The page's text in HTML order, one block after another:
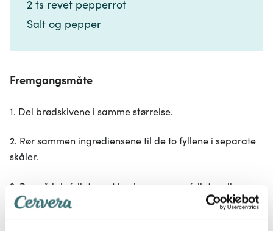
2 ts revet pepperrot​​​​‌ ‍ ​‍​‍‌‍ ‌ ​‍‌‍‍‌‌‍‌ ‌‍‍‌‌‍ ‍​‍​‍​ ‍‍​‍​‍‌ ​ ‌‍​‌‌‍ ‍‌‍‍‌‌ ‌​‌ ‍‌​‍ ‍‌‍‍‌‌‍ ​‍​‍​‍ ​​‍​‍‌‍‍​‌ ​‍‌‍‌‌‌‍‌‍​‍​‍​ ‍‍​‍​‍‌‍‍​‌ ‌​‌ ‌​‌ ​​‌ ​ ​ ‍‍​‍ ​‍ ‌‍​ ‌‍ ‌‌ ​ ​‍ ‍‌‍​ ‌‍‌‌‌ ​‍‌ ‌‍‌‍‌‌‌ ​‍‌‍​‌​‍ ‍‌ ​ ‌‍‌‌​‍ ‌ ​​‌ ​‍‌‍ ‌‍‌​‌ ‌‌‌‍​ ‌ ‌​‌‍‍‌‌‍ ‌‍ ‍​‍ ‌‍‍‌‌‍ ‍‌ ‌​‌‍‌‌‌‍ ‍‌ ‌​​‍ ‌‍‌‌‌‍‌​‌‍‍‌‌ ‌​​‍ ‌‍ ‌‌‍ ‌‍‌​‌‍‌‌​ ‌‌ ​​‌ ​‍‌‍‌‌‌ ​ ‌‍‌‌‌‍ ‍‌ ‌​‌‍​‌‌ ‌​‌‍‍‌‌‍ ‌‍ ‍​ ‍ ‌‍‍‌‌‍‌​​ ‌‌‍‍‌​ ​‌​ ‍​‌‍ ‍​‍ ‍​ ​‍‌‍​ ​ ​‌​ ‌ ​ ‌​‌‍​ ​ ​​​ ​‍​‍ ‌‌‍‌‌​ ​​‌‍‌‌‌‍​‌​‍ ‌​ ‌​​ ‍​‌‍‌‍​ ​‍​‍ ‌‌‍​‍​ ‍​‌‍‌‌‌‍‌‍​‍ ‌​ ‌​‌‍‌​​ ​‍‌‍​‌‌‍​ ​ ​‌​ ​ ‌‍​‍​ ‍‌‌‍‌​​ ​‍​ ‍‌​‍ ‍‌‍ ‍‌‍ ​ ‍ ‌ ‌​‌ ‍‌‌ ​​‌‍‌‌​ ‌‌ ​​‌‍​‌‌‍‌ ‌‍‌‌​ ‍ ‌ ​​‌‍​‌‌ ‌​‌‍‍​​ ‌‌‍​‍‌‍ ​‌‍ ‌‍​ ‌‍‍ ‌ ​ ​‍‌‌​ ‌‌‌​​‍‌‌ ‌‍‍ ‌‍‌‌‌ ‍‌​‍‌‌​ ​ ‌​‌​​‍‌‌​ ​ ‌​‌​​‍‌‌​ ​‍​ ​‍‌‍‌‌‌‍‌‌​ ‌​​ ‌​​ ‌​‌‍​‍​ ​​​ ‌ ​‍ ‌‌‍‌‍​ ‌ ​ ‌​‌‍​‌​‍ ‌​ ‌​​ ‍‌‌‍‌‌‌‍​ ​‍ ‌‌‍​‍‌‍​‌​ ​ ​ ​ ​‍ ‌‌‍‌‍‌‍‌​​ ‍​‌‍​‍​ ‌​​ ​‌​ ‌ ​ ​‌​ ‌​​ ‌‍‌‍‌‌​ ‍‌​‍‌‌​ ​‍​ ​‍​‍‌‌​ ‌‌‌​‌​​‍ ‍‌‍​ ‌‍ ‌‍ ​‌ ‌‌‌‍ ‌‌‍ ‍‌ ​ ​‍‌‌​ ‌‌‌​​‍‌‌ ‌‍‍ ‌‍‌‌‌ ‍‌​‍‌‌​ ​ ‌​‌​​‍‌‌​ ​ ‌​‌​​‍‌‌​ ​‍​ ​‍​ ‍‌​ ​ ‌‍​ ​ ‍​‌‍​‍‌‍‌​​ ‌ ​ ‍​​ ‍​​ ​ ‌‍‌‍​ ‌‌​‍‌‌​ ​‍​ ​‍​‍‌‌​ ‌‌‌​‌​​‍ ‍‌‍‍‌‌ ‌​‌‍‌‌‌‍ ‌‌ ​ ​‍‌‌​ ‌‌‌​​‍​ ​‌​ ‌‍​‍‌‌​ ‌‌‌​‌​​ ‌‍​‍‌‍​‌‌ ​ ‌‍‌‌‌‌‌‌‌ ​‍‌‍ ​​ ‌‌‍‍​‌ ‌​‌ ‌​‌ ​​‌ ​ ​‍‌‌​ ​ ‌​​‌​‍‌‌​ ​‍‌​‌‍​‍‌‌​ ​‍‌​‌‍‌‍​ ‌‍ ‌‌ ​ ​‍ ‍‌‍​ ‌‍‌‌‌ ​‍‌ ‌‍‌‍‌‌‌ ​‍‌‍​‌​‍ ‍‌ ​ ‌‍‌‌​‍‌‍‌‍‍‌‌‍‌​​ ‌‌‍‍‌​ ​‌​ ‍​‌‍ ‍​‍ ‍​ ​‍‌‍​ ​ ​‌​ ‌ ​ ‌​‌‍​ ​ ​​​ ​‍​‍ ‌‌‍‌‌​ ​​‌‍‌‌‌‍​‌​‍ ‌​ ‌​​ ‍​‌‍‌‍​ ​‍​‍ ‌‌‍​‍​ ‍​‌‍‌‌‌‍‌‍​‍ ‌​ ‌​‌‍‌​​ ​‍‌‍​‌‌‍​ ​ ​‌​ ​ ‌‍​‍​ ‍‌‌‍‌​​ ​‍​ ‍‌​‍ ‍‌‍ ‍‌‍ ​‍‌‍‌ ‌​‌ ‍‌‌ ​​‌‍‌‌​ ‌‌ ​​‌‍​‌‌‍‌ ‌‍‌‌​‍‌‍‌ ​​‌‍​‌‌ ‌​‌‍‍​​ ‌‌‍​‍‌‍ ​‌‍ ‌‍​ ‌‍‍ ‌ ​ ​‍‌‌​ ‌‌‌​​‍‌‌ ‌‍‍ ‌‍‌‌‌ ‍‌​‍‌‌​ ​ ‌​‌​​‍‌‌​ ​ ‌​‌​​‍‌‌​ ​‍​ ​‍‌‍‌‌‌‍‌‌​ ‌​​ ‌​​ ‌​‌‍​‍​ ​​​ ‌ ​‍ ‌‌‍‌‍​ ‌ ​ ‌​‌‍​‌​‍ ‌​ ‌​​ ‍‌‌‍‌‌‌‍​ ​‍ ‌‌‍​‍‌‍​‌​ ​ ​ ​ ​‍ ‌‌‍‌‍‌‍‌​​ ‍​‌‍​‍​ ‌​​ ​‌​ ‌ ​ ​‌​ ‌​​ ‌‍‌‍‌‌​ ‍‌​‍‌‌​ ​‍​ ​‍​‍‌‌​ ‌‌‌​‌​​‍ ‍‌‍​ ‌‍ ‌‍ ​‌ ‌‌‌‍ ‌‌‍ ‍‌ ​ ​‍‌‌​ ‌‌‌​​‍‌‌ ‌‍‍ ‌‍‌‌‌ ‍‌​‍‌‌​ ​ ‌​‌​​‍‌‌​ ​ ‌​‌​​‍‌‌​ ​‍​ ​‍​ ‍‌​ ​ ‌‍​ ​ ‍​‌‍​‍‌‍‌​​ ‌ ​ ‍​​ ‍​​ ​ ‌‍‌‍​ ‌‌​‍‌‌​ ​‍​ ​‍​‍‌‌​ ‌‌‌​‌​​‍ ‍‌‍‍‌‌ ‌​‌‍‌‌‌‍ ‌‌ ​ ​‍‌‌​ ‌‌‌​​‍​ ​‌​ ‌‍​‍‌‌​ ‌‌‌​‌​​‍‌‍‌ ‌ ‌‍ ‌ ​‍‌‍‍ ‌ ​ ‌ ​​‌‍​‌‌‍​ ‌‍‌‌​ ‌‌ ​​‌ ​‍‌‍ ‌‍‌​‌ ‌‌‌‍​ ‌ ‌​‌‍‍‌‌‍ ‌‍ ‍​‍‌‍‌ ​​‌‍‌‌‌ ​‍‌ ​ ‌ ​​‌‍‌‌‌‍​ ‌ ‌​‌‍‍‌‌ ‌‍‌‍‌‌​ ‌‌ ​​‌ ‌‌‌‍​‍‌‍ ​‌‍‍‌‌ ​ ‌‍‍​‌‍‌‌‌‍‌​​‍​‍‌ ‌
Salt og pepper​​​​‌ ‍ ​‍​‍‌‍ ‌ ​‍‌‍‍‌‌‍‌ ‌‍‍‌‌‍ ‍​‍​‍​ ‍‍​‍​‍‌ ​ ‌‍​‌‌‍ ‍‌‍‍‌‌ ‌​‌ ‍‌​‍ ‍‌‍‍‌‌‍ ​‍​‍​‍ ​​‍​‍‌‍‍​‌ ​‍‌‍‌‌‌‍‌‍​‍​‍​ ‍‍​‍​‍‌‍‍​‌ ‌​‌ ‌​‌ ​​‌ ​ ​ ‍‍​‍ ​‍ ‌‍​ ‌‍ ‌‌ ​ ​‍ ‍‌‍​ ‌‍‌‌‌ ​‍‌ ‌‍‌‍‌‌‌ ​‍‌‍​‌​‍ ‍‌ ​ ‌‍‌‌​‍ ‌ ​​‌ ​‍‌‍ ‌‍‌​‌ ‌‌‌‍​ ‌ ‌​‌‍‍‌‌‍ ‌‍ ‍​‍ ‌‍‍‌‌‍ ‍‌ ‌​‌‍‌‌‌‍ ‍‌ ‌​​‍ ‌‍‌‌‌‍‌​‌‍‍‌‌ ‌​​‍ ‌‍ ‌‌‍ ‌‍‌​‌‍‌‌​ ‌‌ ​​‌ ​‍‌‍‌‌‌ ​ ‌‍‌‌‌‍ ‍‌ ‌​‌‍​‌‌ ‌​‌‍‍‌‌‍ ‌‍ ‍​ ‍ ‌‍‍‌‌‍‌​​ ‌‌‍‍‌​ ​‌​ ‍​‌‍ ‍​‍ ‍​ ​‍‌‍​ ​ ​‌​ ‌ ​ ‌​‌‍​ ​ ​​​ ​‍​‍ ‌‌‍‌‌​ ​​‌‍‌‌‌‍​‌​‍ ‌​ ‌​​ ‍​‌‍‌‍​ ​‍​‍ ‌‌‍​‍​ ‍​‌‍‌‌‌‍‌‍​‍ ‌​ ‌​‌‍‌​​ ​‍‌‍​‌‌‍​ ​ ​‌​ ​ ‌‍​‍​ ‍‌‌‍‌​​ ​‍​ ‍‌​‍ ‍‌‍ ‍‌‍ ​ ‍ ‌ ‌​‌ ‍‌‌ ​​‌‍‌‌​ ‌‌ ​​‌‍​‌‌‍‌ ‌‍‌‌​ ‍ ‌ ​​‌‍​‌‌ ‌​‌‍‍​​ ‌‌‍​‍‌‍ ​‌‍ ‌‍​ ‌‍‍ ‌ ​ ​‍‌‌​ ‌‌‌​​‍‌‌ ‌‍‍ ‌‍‌‌‌ ‍‌​‍‌‌​ ​ ‌​‌​​‍‌‌​ ​ ‌​‌​​‍‌‌​ ​‍​ ​‍‌‍‌‌‌‍‌‌​ ‌​​ ‌​​ ‌​‌‍​‍​ ​​​ ‌ ​‍ ‌‌‍‌‍​ ‌ ​ ‌​‌‍​‌​‍ ‌​ ‌​​ ‍‌‌‍‌‌‌‍​ ​‍ ‌‌‍​‍‌‍​‌​ ​ ​ ​ ​‍ ‌‌‍‌‍‌‍‌​​ ‍​‌‍​‍​ ‌​​ ​‌​ ‌ ​ ​‌​ ‌​​ ‌‍‌‍‌‌​ ‍‌​‍‌‌​ ​‍​ ​‍​‍‌‌​ ‌‌‌​‌​​‍ ‍‌‍​ ‌‍ ‌‍ ​‌ ‌‌‌‍ ‌‌‍ ‍‌ ​ ​‍‌‌​ ‌‌‌​​‍‌‌ ‌‍‍ ‌‍‌‌‌ ‍‌​‍‌‌​ ​ ‌​‌​​‍‌‌​ ​ ‌​‌​​‍‌‌​ ​‍​ ​‍​ ‍‌​ ​ ‌‍​ ​ ‍​‌‍​‍‌‍‌​​ ‌ ​ ‍​​ ‍​​ ​ ‌‍‌‍​ ‌‌​‍‌‌​ ​‍​ ​‍​‍‌‌​ ‌‌‌​‌​​‍ ‍‌‍‍‌‌ ‌​‌‍‌‌‌‍ ‌‌ ​ ​‍‌‌​ ‌‌‌​​‍​ ​‌​ ‌ ​‍‌‌​ ‌‌‌​‌​​ ‌‍​‍‌‍​‌‌ ​ ‌‍‌‌‌‌‌‌‌ ​‍‌‍ ​​ ‌‌‍‍​‌ ‌​‌ ‌​‌ ​​‌ ​ ​‍‌‌​ ​ ‌​​‌​‍‌‌​ ​‍‌​‌‍​‍‌‌​ ​‍‌​‌‍‌‍​ ‌‍ ‌‌ ​ ​‍ ‍‌‍​ ‌‍‌‌‌ ​‍‌ ‌‍‌‍‌‌‌ ​‍‌‍​‌​‍ ‍‌ ​ ‌‍‌‌​‍‌‍‌‍‍‌‌‍‌​​ ‌‌‍‍‌​ ​‌​ ‍​‌‍ ‍​‍ ‍​ ​‍‌‍​ ​ ​‌​ ‌ ​ ‌​‌‍​ ​ ​​​ ​‍​‍ ‌‌‍‌‌​ ​​‌‍‌‌‌‍​‌​‍ ‌​ ‌​​ ‍​‌‍‌‍​ ​‍​‍ ‌‌‍​‍​ ‍​‌‍‌‌‌‍‌‍​‍ ‌​ ‌​‌‍‌​​ ​‍‌‍​‌‌‍​ ​ ​‌​ ​ ‌‍​‍​ ‍‌‌‍‌​​ ​‍​ ‍‌​‍ ‍‌‍ ‍‌‍ ​‍‌‍‌ ‌​‌ ‍‌‌ ​​‌‍‌‌​ ‌‌ ​​‌‍​‌‌‍‌ ‌‍‌‌​‍‌‍‌ ​​‌‍​‌‌ ‌​‌‍‍​​ ‌‌‍​‍‌‍ ​‌‍ ‌‍​ ‌‍‍ ‌ ​ ​‍‌‌​ ‌‌‌​​‍‌‌ ‌‍‍ ‌‍‌‌‌ ‍‌​‍‌‌​ ​ ‌​‌​​‍‌‌​ ​ ‌​‌​​‍‌‌​ ​‍​ ​‍‌‍‌‌‌‍‌‌​ ‌​​ ‌​​ ‌​‌‍​‍​ ​​​ ‌ ​‍ ‌‌‍‌‍​ ‌ ​ ‌​‌‍​‌​‍ ‌​ ‌​​ ‍‌‌‍‌‌‌‍​ ​‍ ‌‌‍​‍‌‍​‌​ ​ ​ ​ ​‍ ‌‌‍‌‍‌‍‌​​ ‍​‌‍​‍​ ‌​​ ​‌​ ‌ ​ ​‌​ ‌​​ ‌‍‌‍‌‌​ ‍‌​‍‌‌​ ​‍​ ​‍​‍‌‌​ ‌‌‌​‌​​‍ ‍‌‍​ ‌‍ ‌‍ ​‌ ‌‌‌‍ ‌‌‍ ‍‌ ​ ​‍‌‌​ ‌‌‌​​‍‌‌ ‌‍‍ ‌‍‌‌‌ ‍‌​‍‌‌​ ​ ‌​‌​​‍‌‌​ ​ ‌​‌​​‍‌‌​ ​‍​ ​‍​ ‍‌​ ​ ‌‍​ ​ ‍​‌‍​‍‌‍‌​​ ‌ ​ ‍​​ ‍​​ ​ ‌‍‌‍​ ‌‌​‍‌‌​ ​‍​ ​‍​‍‌‌​ ‌‌‌​‌​​‍ ‍‌‍‍‌‌ ‌​‌‍‌‌‌‍ ‌‌ ​ ​‍‌‌​ ‌‌‌​​‍​ ​‌​ ‌ ​‍‌‌​ ‌‌‌​‌​​‍‌‍‌ ‌ ‌‍ ‌ ​‍‌‍‍ ‌ ​ ‌ ​​‌‍​‌‌‍​ ‌‍‌‌​ ‌‌ ​​‌ ​‍‌‍ ‌‍‌​‌ ‌‌‌‍​ ‌ ‌​‌‍‍‌‌‍ ‌‍ ‍​‍‌‍‌ ​​‌‍‌‌‌ ​‍‌ ​ ‌ ​​‌‍‌‌‌‍​ ‌ ‌​‌‍‍‌‌ ‌‍‌‍‌‌​ ‌‌ ​​‌ ‌‌‌‍​‍‌‍ ​‌‍‍‌‌ ​ ‌‍‍​‌‍‌‌‌‍‌​​‍​‍‌ ‌
Fremgangsmåte
1. Del brødskivene i samme størrelse.
2. Rør sammen ingrediensene til de to fyllene i separate
skåler.
3. Bre på laksfyllet samt kaviar- og eggefyllet mellom
brødskivene til du har fått en cirka 10 cm høy kake.